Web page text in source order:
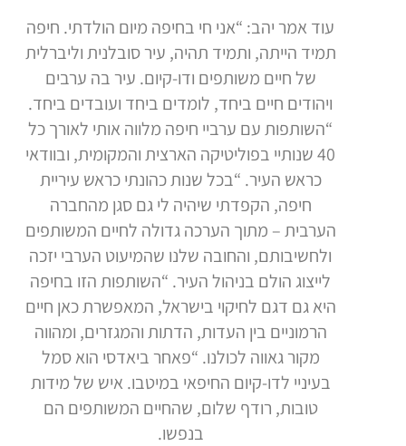
עוד אמר יהב: “אני חי בחיפה מיום הולדתי. חיפה
תמיד הייתה, ותמיד תהיה, עיר סובלנית וליברלית
של חיים משותפים ודו-קיום. עיר בה ערבים
ויהודים חיים ביחד, לומדים ביחד ועובדים ביחד.
“השותפות עם ערביי חיפה מלווה אותי לאורך כל
40 שנותיי בפוליטיקה הארצית והמקומית, ובוודאי
כראש העיר. “בכל שנות כהונתי כראש עיריית
חיפה, הקפדתי שיהיה לי גם סגן מהחברה
הערבית – מתוך הערכה גדולה לחיים המשותפים
ולחשיבותם, והחובה שלנו שהמיעוט הערבי יזכה
לייצוג הולם בניהול העיר. “השותפות הזו בחיפה
היא גם דגם לחיקוי בישראל, המאפשרת כאן חיים
הרמוניים בין העדות, הדתות והמגזרים, ומהווה
מקור גאווה לכולנו. “פאחר ביאדסי הוא סמל
בעיניי לדו-קיום החיפאי במיטבו. איש של מידות
טובות, רודף שלום, שהחיים המשותפים הם
בנפשו.